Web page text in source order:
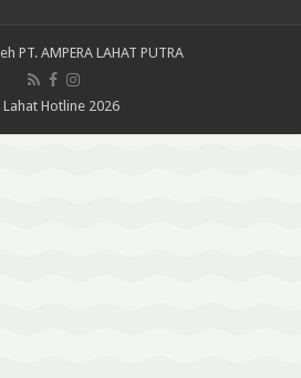
PT. AMPERA LAHAT PUTRA
Hotline 2026